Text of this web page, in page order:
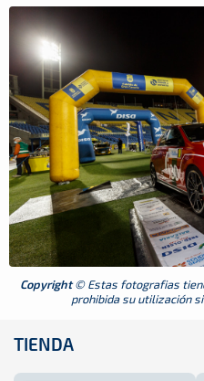
Copyright© Estas fotografias
prohibida su utilización
TIENDA